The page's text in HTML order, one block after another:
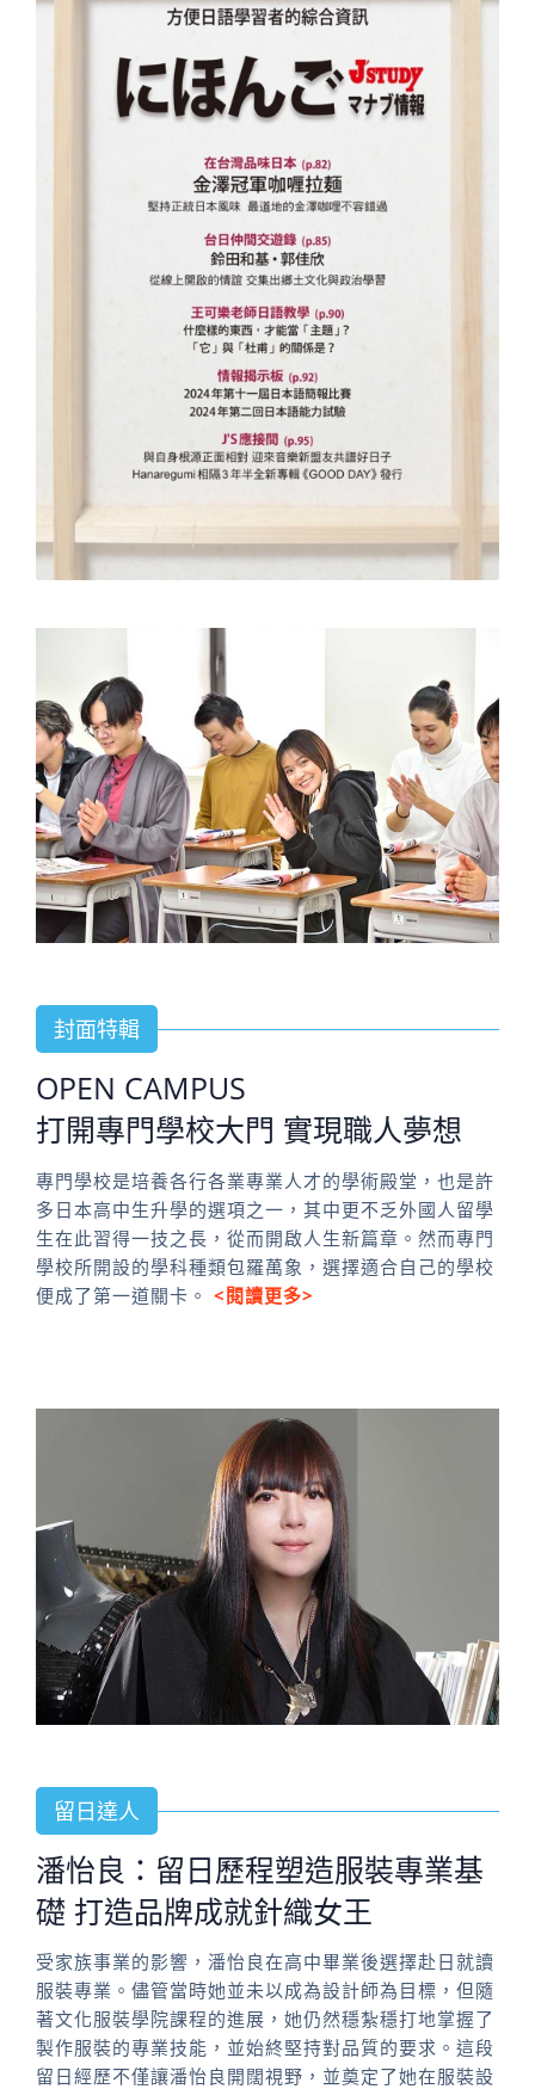
封面特輯
OPEN CAMPUS
打開專門學校大門 實現職人夢想
專門學校是培養各行各業專業人才的學術殿堂，也是許
多日本高中生升學的選項之一，其中更不乏外國人留學
生在此習得一技之長，從而開啟人生新篇章。然而專門
學校所開設的學科種類包羅萬象，選擇適合自己的學校
便成了第一道關卡。 <閱讀更多>
留日達人
潘怡良：留日歷程塑造服裝專業基
礎 打造品牌成就針織女王
受家族事業的影響，潘怡良在高中畢業後選擇赴日就讀
服裝專業。儘管當時她並未以成為設計師為目標，但隨
著文化服裝學院課程的進展，她仍然穩紮穩打地掌握了
製作服裝的專業技能，並始終堅持對品質的要求。這段
留日經歷不僅讓潘怡良開闊視野，並奠定了她在服裝設